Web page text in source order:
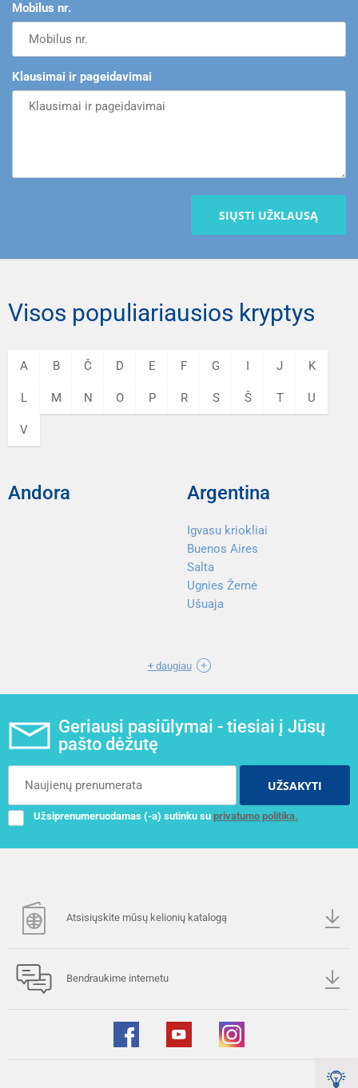
Mobilus nr.
Klausimai ir pageidavimai
SIŲSTI UŽKLAUSĄ
Visos populiariausios kryptys
A B Č D E F G I J K
L M N O P R S Š T U
V
Andora Argentina
Igvasu kriokliai
Buenos Aires
Salta
Ugnies Žemė
Ušuaja
+ daugiau
Geriausi pasiūlymai - tiesiai į Jūsų
pašto dėžutę
UŽSAKYTI
Užsiprenumeruodamas (-a) sutinku su privatumo politika.
Atsisiųskite mūsų kelionių katalogą
Bendraukime internetu